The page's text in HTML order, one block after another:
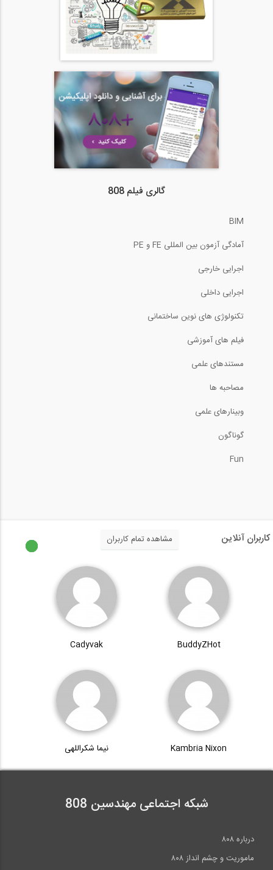
گالری فیلم 808
BIM
آمادگی آزمون بین المللی FE و PE
اجرایی خارجی
اجرایی داخلی
تکنولوژی های نوین ساختمانی
فیلم های آموزشی
مستندهای علمی
مصاحبه ها
وبینارهای علمی
گوناگون
Fun
کاربران آنلاین مشاهده تمام کاربران
BuddyZHot
Cadyvak
Kambria Nixon نیما شکراللهی
شبکه اجتماعی مهندسین 808
درباره ۸۰۸
ماموریت و چشم انداز ۸۰۸